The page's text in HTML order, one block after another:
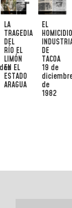
LA
TRAGEDIA
DEL
RÍO EL
LIMÓN
EN EL
ESTADO
ARAGUA
EL
HOMICIDIO
DE
TACOA
19 de
de
1982